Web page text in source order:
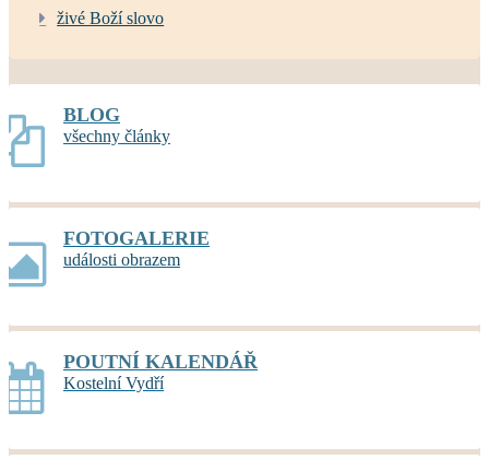
živé Boží slovo
BLOG
všechny články
FOTOGALERIE
události obrazem
POUTNÍ KALENDÁŘ
Kostelní Vydří